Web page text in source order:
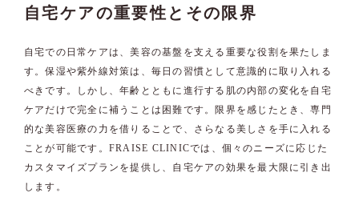
自宅ケアの重要性とその限界
自宅での日常ケアは、美容の基盤を支える重要な役割を果たしま
す。保湿や紫外線対策は、毎日の習慣として意識的に取り入れる
べきです。しかし、年齢とともに進行する肌の内部の変化を自宅
ケアだけで完全に補うことは困難です。限界を感じたとき、専門
的な美容医療の力を借りることで、さらなる美しさを手に入れる
ことが可能です。FRAISE CLINICでは、個々のニーズに応じた
カスタマイズプランを提供し、自宅ケアの効果を最大限に引き出
します。